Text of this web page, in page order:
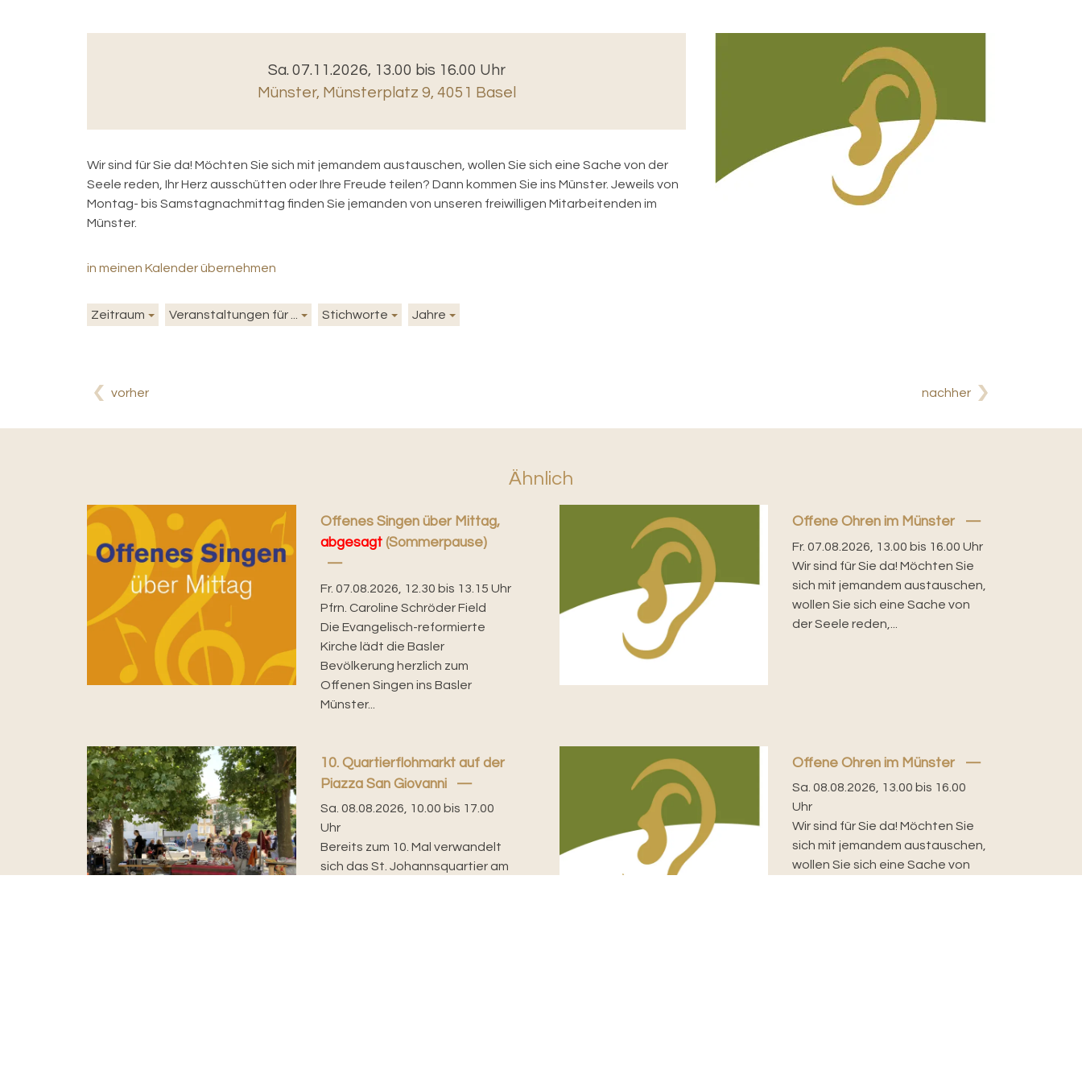
Sa. 07.11.2026, 13.00 bis 16.00 Uhr
Münster, Münsterplatz 9, 4051 Basel
Wir sind für Sie da! Möchten Sie sich mit jemandem austauschen, wollen Sie sich eine Sache von der
Seele reden, Ihr Herz ausschütten oder Ihre Freude teilen? Dann kommen Sie ins Münster. Jeweils von
Montag- bis Samstagnachmittag finden Sie jemanden von unseren freiwilligen Mitarbeitenden im
Münster.
in meinen Kalender übernehmen
Zeitraum Veranstaltungen für ... Stichworte Jahre
vorher nachher
Ähnlich
Offenes Singen über Mittag,
abgesagt(Sommerpause)
Fr. 07.08.2026, 12.30 bis 13.15 Uhr
Pfrn. Caroline Schröder Field
Die Evangelisch-reformierte
Kirche lädt die Basler
Bevölkerung herzlich zum
Offenen Singen ins Basler
Münster...
Offene Ohren im Münster
Fr. 07.08.2026, 13.00 bis 16.00 Uhr
Wir sind für Sie da! Möchten Sie
sich mit jemandem austauschen,
wollen Sie sich eine Sache von
der Seele reden,...
10. Quartierflohmarkt auf der
Piazza San Giovanni
Sa. 08.08.2026, 10.00 bis 17.00
Uhr
Bereits zum 10. Mal verwandelt
sich das St. Johannsquartier am
Offene Ohren im Münster
Sa. 08.08.2026, 13.00 bis 16.00
Uhr
Wir sind für Sie da! Möchten Sie
sich mit jemandem austauschen,
wollen Sie sich eine Sache von